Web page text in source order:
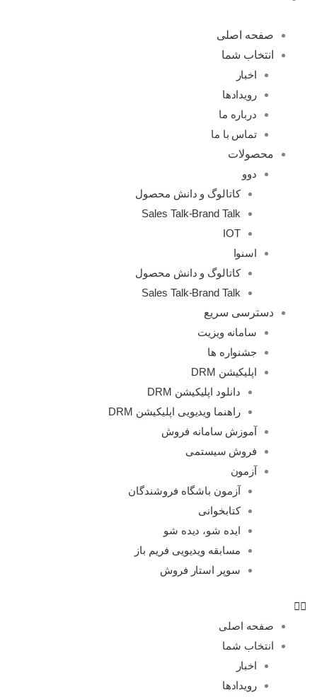
صفحه اصلی
انتخاب شما
اخبار
رویدادها
درباره ما
تماس با ما
محصولات
دوو
کاتالوگ و دانش محصول
Sales Talk-Brand Talk
IOT
اسنوا
کاتالوگ و دانش محصول
Sales Talk-Brand Talk
دسترسی سریع
سامانه ویزیت
جشنواره ها
اپلیکیشن DRM
دانلود اپلیکیشن DRM
راهنما ویدیویی اپلیکیشن DRM
آموزش سامانه فروش
فروش سیستمی
آزمون
آزمون باشگاه فروشندگان
کتابخوانی
ایده شو، دیده شو
مسابقه ویدیویی فریم باز
سوپر استار فروش
صفحه اصلی
انتخاب شما
اخبار
رویدادها